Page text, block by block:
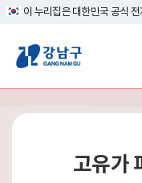
이 누리집은 대한민국 공식
강
남
구
고유가